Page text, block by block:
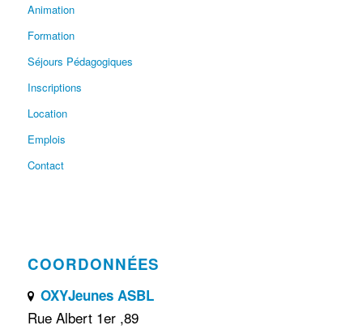
Animation
Formation
Séjours Pédagogiques
Inscriptions
Location
Emplois
Contact
COORDONNÉES
OXYJeunes ASBL
Rue Albert 1er ,89